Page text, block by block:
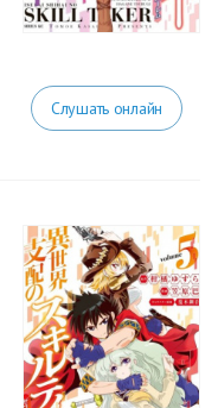
Слушать онлайн